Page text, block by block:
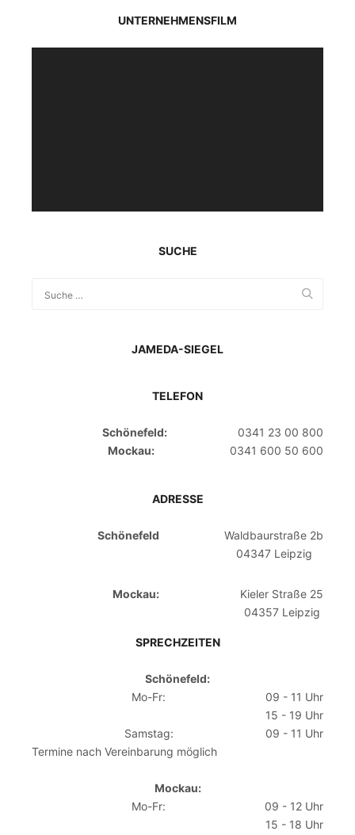
UNTERNEHMENSFILM
SUCHE
JAMEDA-SIEGEL
TELEFON
Schönefeld:
0341 23 00 800
Mockau:
0341 600 50 600
ADRESSE
Schönefeld
Waldbaurstraße 2b
04347 Leipzig
Mockau:
Kieler Straße 25
04357 Leipzig
SPRECHZEITEN
Schönefeld:
Mo-Fr:
09 - 11 Uhr
15 - 19 Uhr
Samstag:
09 - 11 Uhr
Termine nach Vereinbarung möglich
Mockau:
Mo-Fr:
09 - 12 Uhr
15 - 18 Uhr